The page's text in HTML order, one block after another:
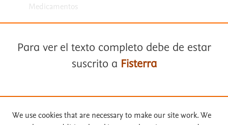
Medicamentos
Política de privacidad
Para ver el texto completo debe de estar
suscrito a Fisterra
We use cookies that are necessary to make our site work. We